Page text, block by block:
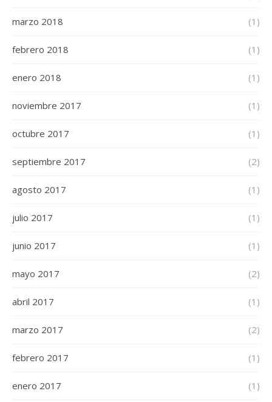
marzo 2018 (1)
febrero 2018 (1)
enero 2018 (1)
noviembre 2017 (1)
octubre 2017 (1)
septiembre 2017 (2)
agosto 2017 (1)
julio 2017 (1)
junio 2017 (1)
mayo 2017 (2)
abril 2017 (1)
marzo 2017 (2)
febrero 2017 (1)
enero 2017 (1)